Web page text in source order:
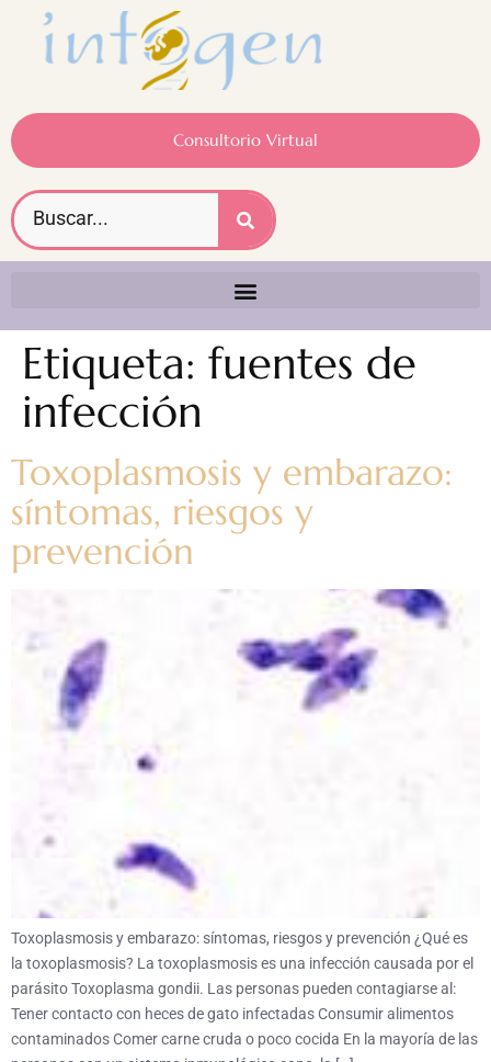
Consultorio Virtual
Etiqueta: fuentes de
infección
Toxoplasmosis y embarazo:
síntomas, riesgos y
prevención
Toxoplasmosis y embarazo: síntomas, riesgos y prevención ¿Qué es
la toxoplasmosis? La toxoplasmosis es una infección causada por el
parásito Toxoplasma gondii. Las personas pueden contagiarse al:
Tener contacto con heces de gato infectadas Consumir alimentos
contaminados Comer carne cruda o poco cocida En la mayoría de las